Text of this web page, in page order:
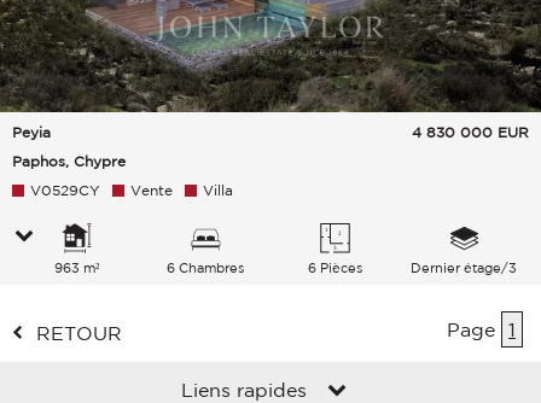
Peyia
Paphos, Chypre
4 830 000 EUR
V0529CY Vente Villa
963 m² 6 Chambres 6 Pièces Dernier étage/3
RETOUR Page 1
Liens rapides